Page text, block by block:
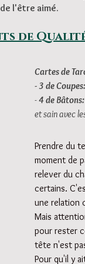
l'être aimé.
de
Cartes de
- 3 de Coupes:
- 4 de Bâtons:
et sain avec
Prendre du
moment de
relever du
certains.
une relation
Mais
pour rester
tête n'est
Pour qu'il y